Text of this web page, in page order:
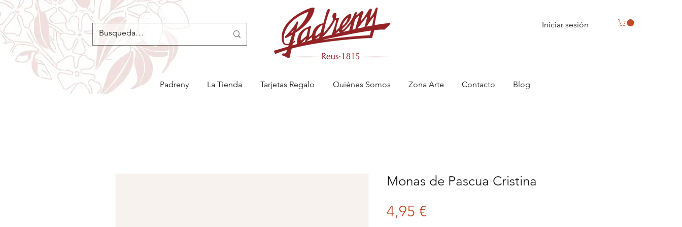
Iniciar sesión
Padreny La Tienda Tarjetas Regalo Quiénes Somos Zona Arte Contacto Blog
Monas de Pascua Cristina
4,95 €